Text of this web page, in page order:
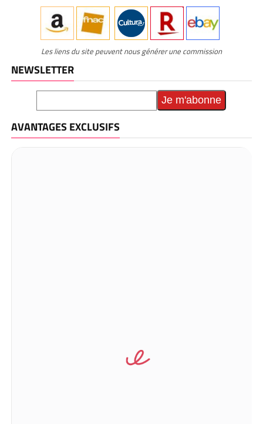
Les liens du site peuvent nous générer une commission
NEWSLETTER
AVANTAGES EXCLUSIFS